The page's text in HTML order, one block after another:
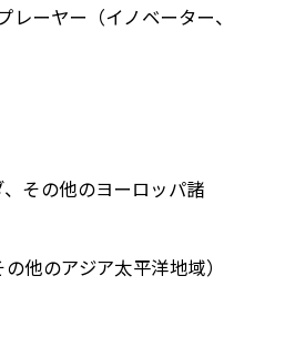
ーヤー（イノベーター、
その他のヨーロッパ諸
他のアジア太平洋地域）